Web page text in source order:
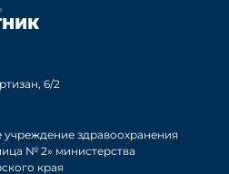
6/2
здравоохранения
№ 2» министерства
края